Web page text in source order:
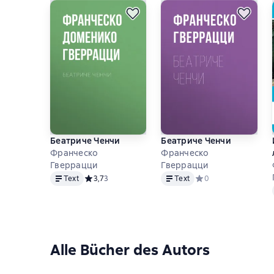
Беатриче Ченчи
Франческо
Гверрацци
TextText Средний рейтинг 3,7 на основе 3 оценок
3,73
Беатриче Ченчи
Франческо
Гверрацци
TextText Средний рейтинг 0
0
Alle Bücher des Autors